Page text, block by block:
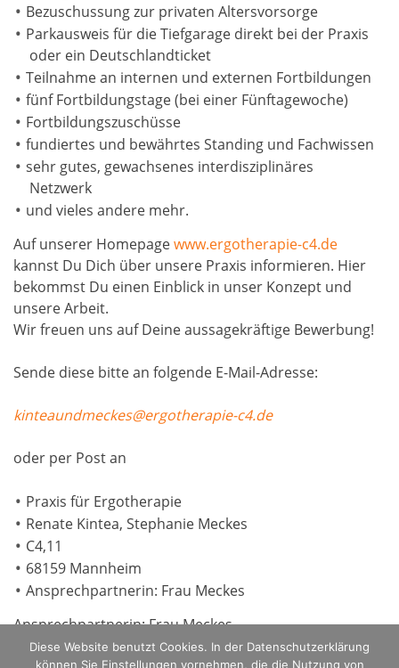
Bezuschussung zur privaten Altersvorsorge
Parkausweis für die Tiefgarage direkt bei der Praxis
oder ein Deutschlandticket
Teilnahme an internen und externen Fortbildungen
fünf Fortbildungstage (bei einer Fünftagewoche)
Fortbildungszuschüsse
fundiertes und bewährtes Standing und Fachwissen
sehr gutes, gewachsenes interdisziplinäres
Netzwerk
und vieles andere mehr.
Auf unserer Homepagewww.ergotherapie-c4.de
kannst Du Dich über unsere Praxis informieren. Hier
bekommst Du einen Einblick in unser Konzept und
unsere Arbeit.
Wir freuen uns auf Deine aussagekräftige Bewerbung!
Sende diese bitte an folgende E-Mail-Adresse:
kinteaundmeckes@ergotherapie-c4.de
oder per Post an
Praxis für Ergotherapie
Renate Kintea, Stephanie Meckes
C4,11
68159 Mannheim
Ansprechpartnerin: Frau Meckes
Ansprechpartnerin: Frau Meckes
Diese Website benutzt Cookies. In der Datenschutzerklärung
können Sie Einstellungen vornehmen, die die Nutzung von